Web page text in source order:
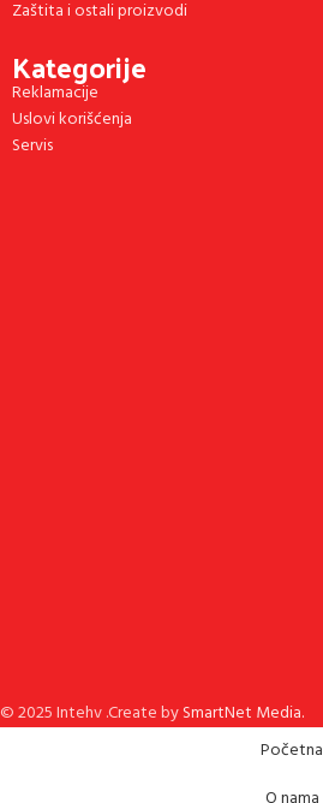
Zaštita i ostali proizvodi
Kategorije
Reklamacije
Uslovi korišćenja
Servis
© 2025 Intehv .Create bySmartNet Media.
Početna